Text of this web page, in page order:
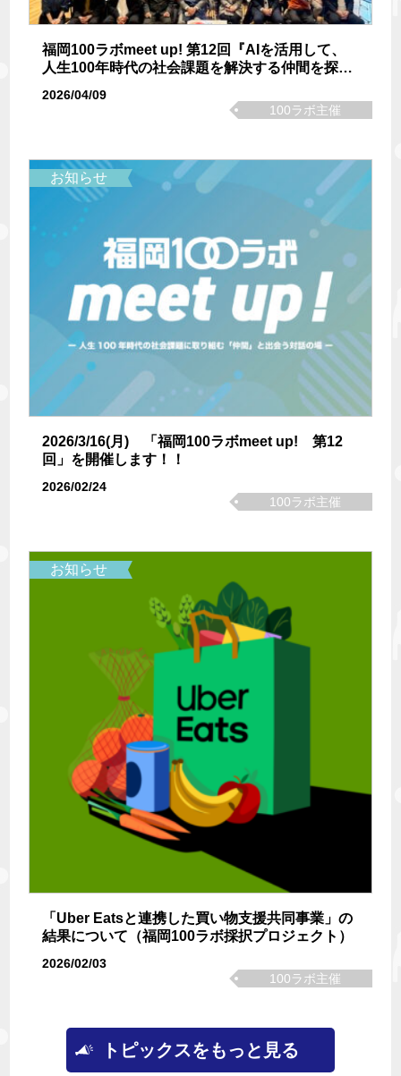
福岡100ラボmeet up! 第12回『AIを活用して、
人生100年時代の社会課題を解決する仲間を探そ
2026/04/09
100ラボ主催
お知らせ
2026/3/16(月) 「福岡100ラボmeet up! 第12
回」を開催します！！
2026/02/24
100ラボ主催
お知らせ
「Uber Eatsと連携した買い物支援共同事業」の
結果について（福岡100ラボ採択プロジェクト）
2026/02/03
100ラボ主催
トピックスをもっと見る